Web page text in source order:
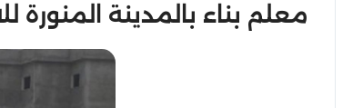
معلم بناء بالمدينة المنورة للايجار